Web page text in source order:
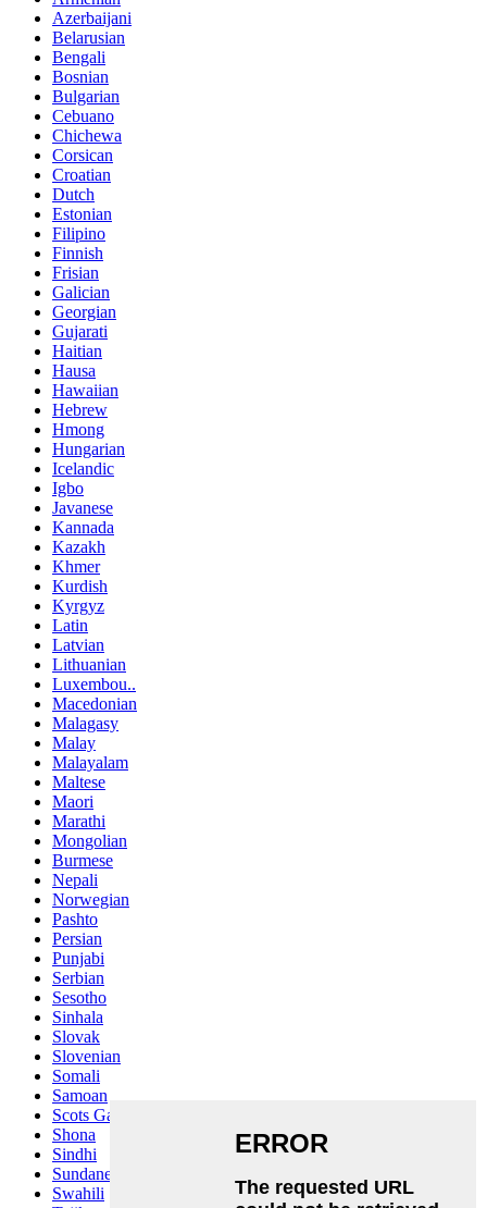
Azerbaijani
Belarusian
Bengali
Bosnian
Bulgarian
Cebuano
Chichewa
Corsican
Croatian
Dutch
Estonian
Filipino
Finnish
Frisian
Galician
Georgian
Gujarati
Haitian
Hausa
Hawaiian
Hebrew
Hmong
Hungarian
Icelandic
Igbo
Javanese
Kannada
Kazakh
Khmer
Kurdish
Kyrgyz
Latin
Latvian
Lithuanian
Luxembou..
Macedonian
Malagasy
Malay
Malayalam
Maltese
Maori
Marathi
Mongolian
Burmese
Nepali
Norwegian
Pashto
Persian
Punjabi
Serbian
Sesotho
Sinhala
Slovak
Slovenian
Somali
Samoan
Scots Gaelic
Shona
Sindhi
Sundanese
Swahili